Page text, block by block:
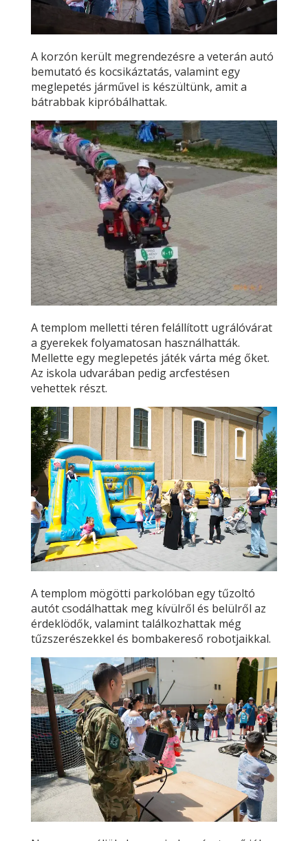
A korzón került megrendezésre a veterán autó
bemutató és kocsikáztatás, valamint egy
meglepetés járművel is készültünk, amit a
bátrabbak kipróbálhattak.
A templom melletti téren felállított ugrálóvárat
a gyerekek folyamatosan használhatták.
Mellette egy meglepetés játék várta még őket.
Az iskola udvarában pedig arcfestésen
vehettek részt.
A templom mögötti parkolóban egy tűzoltó
autót csodálhattak meg kívülről és belülről az
érdeklödők, valamint találkozhattak még
tűzszerészekkel és bombakereső robotjaikkal.